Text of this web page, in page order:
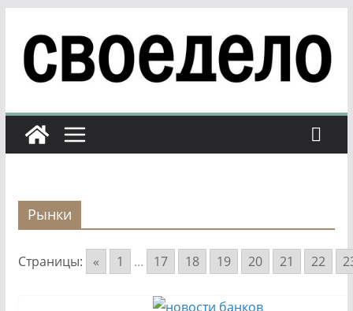
содержимому
Рынки
Страницы: « 1 ... 17 18 19 20 21 22